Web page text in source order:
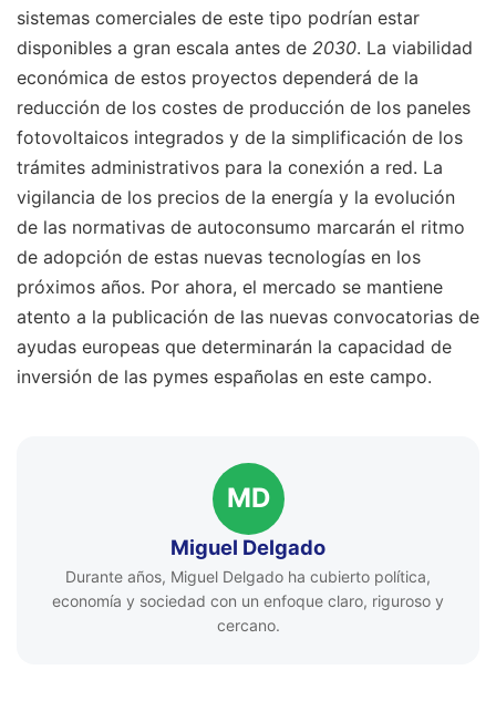
sistemas comerciales de este tipo podrían estar
disponibles a gran escala antes de 2030. La viabilidad
económica de estos proyectos dependerá de la
reducción de los costes de producción de los paneles
fotovoltaicos integrados y de la simplificación de los
trámites administrativos para la conexión a red. La
vigilancia de los precios de la energía y la evolución
de las normativas de autoconsumo marcarán el ritmo
de adopción de estas nuevas tecnologías en los
próximos años. Por ahora, el mercado se mantiene
atento a la publicación de las nuevas convocatorias de
ayudas europeas que determinarán la capacidad de
inversión de las pymes españolas en este campo.
MD
Miguel Delgado
Durante años, Miguel Delgado ha cubierto política,
economía y sociedad con un enfoque claro, riguroso y
cercano.